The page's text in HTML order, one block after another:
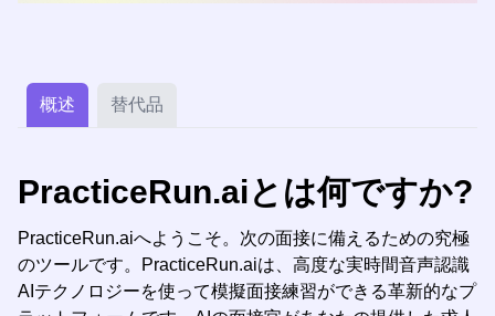
概述 替代品
PracticeRun.aiとは何ですか?
PracticeRun.aiへようこそ。次の面接に備えるための究極
のツールです。PracticeRun.aiは、高度な実時間音声認識
AIテクノロジーを使って模擬面接練習ができる革新的なプ